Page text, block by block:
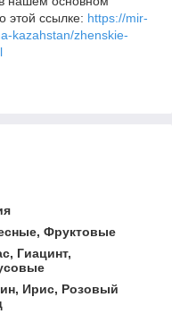
этой ссылке: https://mir-
kazahstan/zhenskie-
Фруктовые
Гиацинт,
Ирис, Розовый